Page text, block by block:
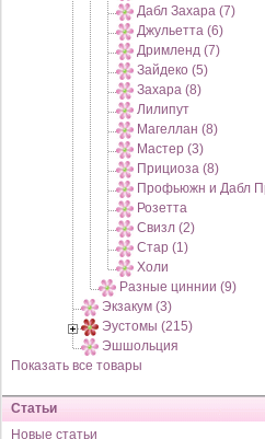
Дабл Захара (7)
Джульетта (6)
Дримленд (7)
Зайдеко (5)
Захара (8)
Лилипут
Магеллан (8)
Мастер (3)
Прициоза (8)
Профьюжн и Дабл
Розетта
Свизл (2)
Стар (1)
Холи
Разные циннии (9)
Экзакум (3)
Эустомы (215)
Эшшольция
Показать все товары
Статьи
Новые статьи